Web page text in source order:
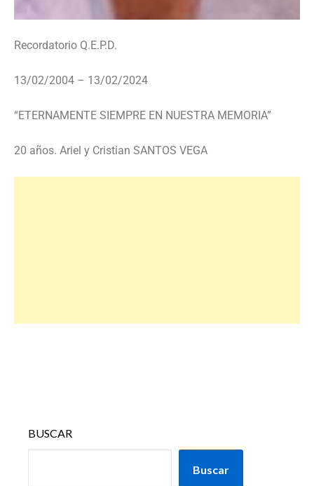
Recordatorio Q.E.P.D.
13/02/2004 – 13/02/2024
“ETERNAMENTE SIEMPRE EN NUESTRA MEMORIA”
20 años. Ariel y Cristian SANTOS VEGA
BUSCAR
Buscar